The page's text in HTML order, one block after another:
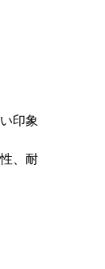
印象
、耐